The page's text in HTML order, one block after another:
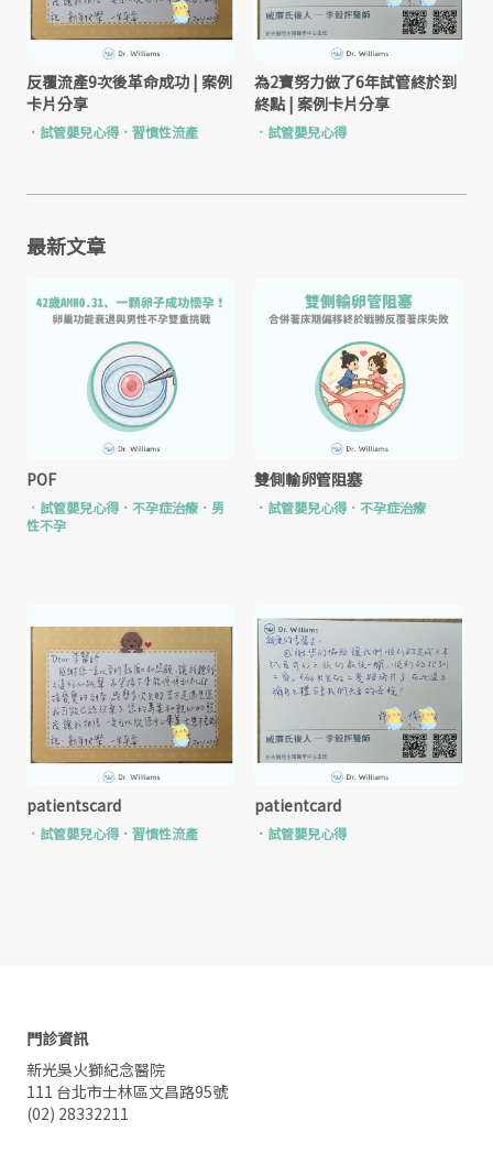
反覆流產9次後革命成功 | 案例
卡片分享
． 試管嬰兒心得 ． 習慣性流產
為2寶努力做了6年試管終於到
終點 | 案例卡片分享
． 試管嬰兒心得
最新文章
POF
． 試管嬰兒心得 ． 不孕症治療 ． 男
性不孕
雙側輸卵管阻塞
． 試管嬰兒心得 ．不孕症治療
patientscard
． 試管嬰兒心得 ． 習慣性流產
patientcard
． 試管嬰兒心得
門診資訊
新光吳火獅紀念醫院
111 台北市士林區文昌路95號
(02) 28332211